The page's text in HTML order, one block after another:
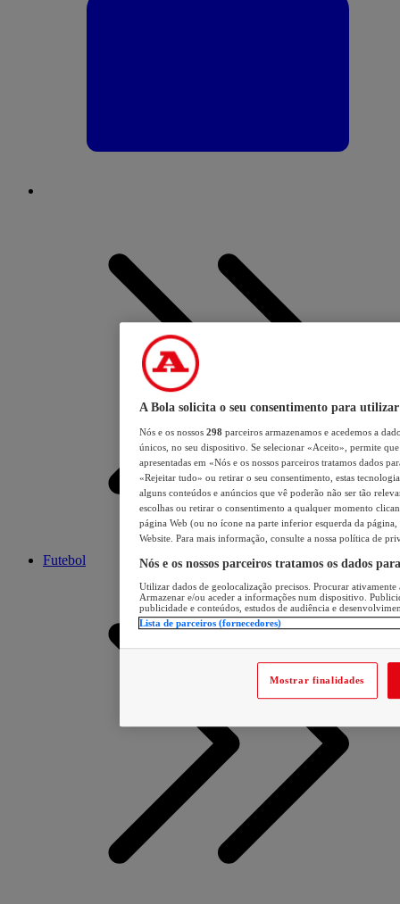
Futebol
A Bola solicita o seu consentimento para utilizar
Nós e os nossos 298 parceiros armazenamos e acedemos a
únicos, no seu dispositivo. Se selecionar «Aceito», permite
apresentadas em «Nós e os nossos parceiros tratamos dados
«Rejeitar tudo» ou retirar o seu consentimento, estas
alguns conteúdos e anúncios que vê poderão não ser tão
escolhas ou retirar o consentimento a qualquer momento
página Web (ou no ícone na parte inferior esquerda da página,
Website. Para mais informação, consulte a nossa política de
Nós e os nossos parceiros tratamos os dados
Utilizar dados de geolocalização precisos. Procurar
Armazenar e/ou aceder a informações num dispositivo.
publicidade e conteúdos, estudos de audiência e
Lista de parceiros (fornecedores)
Mostrar finalidades